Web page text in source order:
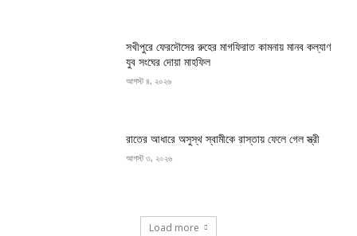
সখীপুরে ফেরদৌসের রুহের মাগফিরাত কামনায় মানব কল্যাণ
যুব সংঘের দোয়া মাহফিল
আগস্ট ৪, ২০২৬
রাতের আধারে অসুস্থ স্বামীকে রাস্তায় ফেলে গেল স্ত্রী
আগস্ট ৩, ২০২৬
Load more